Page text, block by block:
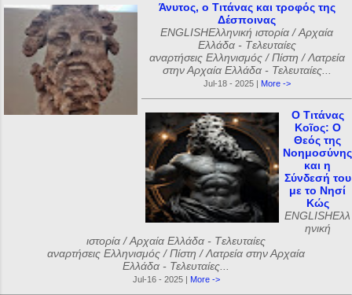
Άνυτος, ο Τιτάνας και τροφός της
Δέσποινας
ENGLISHΕλληνική ιστορία / Αρχαία
Ελλάδα - Tελευταίες
αναρτήσεις Ελληνισμός / Πίστη / Λατρεία
στην Αρχαία Ελλάδα - Τελευταίες...
Jul-18 - 2025 | More ->
Ο Τιτάνας
Κοῖος: Ο
Θεός της
Νοημοσύνης
και η
Σύνδεσή του
με το Νησί
Κώς
ENGLISHΕλλ
ηνική
ιστορία / Αρχαία Ελλάδα - Tελευταίες
αναρτήσεις Ελληνισμός / Πίστη / Λατρεία στην Αρχαία
Ελλάδα - Τελευταίες...
Jul-16 - 2025 | More ->